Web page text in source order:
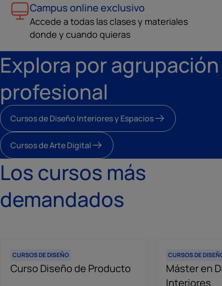
Campus online exclusivo
Accede a todas las clases y materiales
donde y cuando quieras
Explora por agrupación
profesional
Cursos de Diseño Interiores y Espacios
Cursos de Arte Digital
Los cursos más
demandados
CURSOS DE DISEÑO
Curso Diseño de Producto
CURSOS DE
Máster en
Interiores